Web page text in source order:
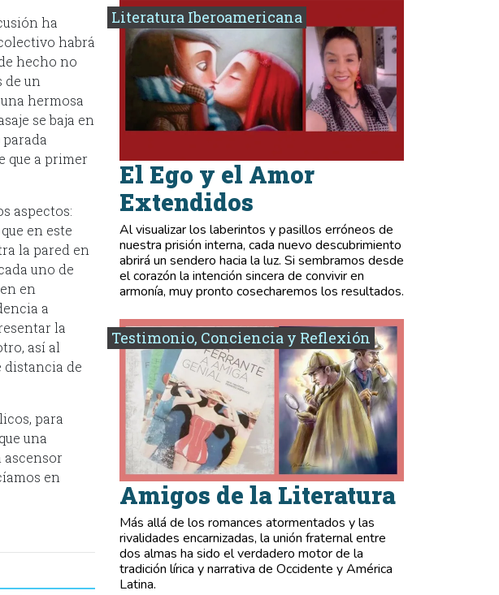
ha
habrá
hecho no
de un
hermosa
se baja en
que a primer
aspectos:
en este
la pared en
uno de
en
a
la
así al
distancia de
para
una
ascensor
en
Literatura Iberoamericana
El Ego y el Amor
Extendidos
Al visualizar los laberintos y pasillos erróneos de
nuestra prisión interna, cada nuevo descubrimiento
abrirá un sendero hacia la luz. Si sembramos desde
el corazón la intención sincera de convivir en
armonía, muy pronto cosecharemos los resultados.
Testimonio, Conciencia y Reflexión
Amigos de la Literatura
Más allá de los romances atormentados y las
rivalidades encarnizadas, la unión fraternal entre
dos almas ha sido el verdadero motor de la
tradición lírica y narrativa de Occidente y América
Latina.